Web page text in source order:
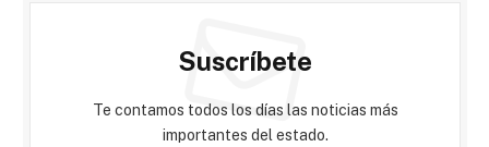
Suscríbete
Te contamos todos los días las noticias más
importantes del estado.